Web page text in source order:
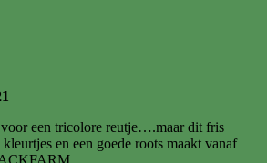
een tricolore reutje….maar dit fris
en een goede roots maakt vanaf